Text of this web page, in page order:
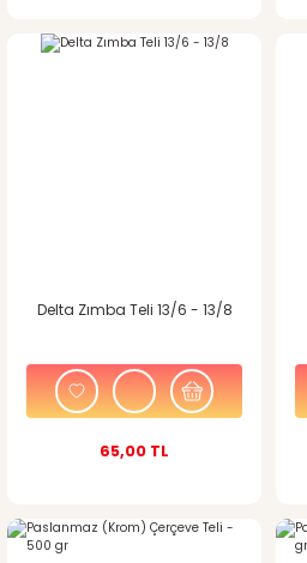
Delta Zımba Teli 13/6 - 13/8
65,00 TL